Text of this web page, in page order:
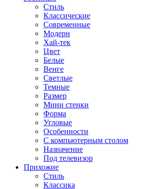
Стиль
Классические
Современные
Модерн
Хай-тек
Цвет
Белые
Венге
Светлые
Темные
Размер
Мини стенки
Форма
Угловые
Особенности
С компьютерным столом
Назначение
Под телевизор
Прихожие
Стиль
Классика